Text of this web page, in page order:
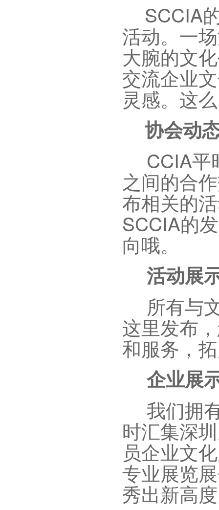
SCCIA
活动。一
大腕的文
交流企业
灵感。这
协会动
CCIA平
之间的合
布相关的
SCCIA的
向哦。
活动展
所有与
这里发布
和服务，
企业展
我们拥
时汇集深
员企业文
专业展览
秀出新高